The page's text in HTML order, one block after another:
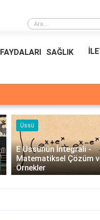
Ödeal Müşteri Hizmetleri
FAYDALARI SAĞLIK
Örnekleri
Profesyonel Kurumsal
Örnekleri - İşletmeler
Etkili İletişim..